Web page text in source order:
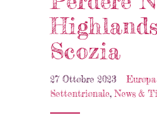
Scozia
27 Ottobre 2023
Europa
Settentrionale,News &